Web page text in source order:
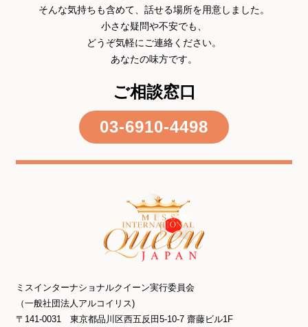
そんな気持ちも含めて、話せる場所を用意しました。
小さな疑問や不安でも、
どうぞ気軽にご連絡ください。
あなたの味方です。
ご相談窓口
03-6910-4498
ミスインターナショナルクイーン実行委員会
（一般社団法人アルコイリス)
〒141-0031 東京都品川区西五反田5-10-7 齋藤ビル1F